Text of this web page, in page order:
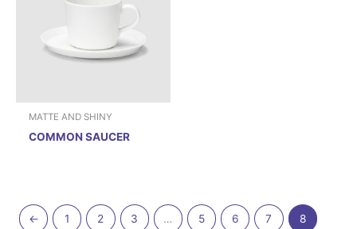
MATTE AND SHINY
COMMON SAUCER
← 1 2 3 … 5 6 7 8